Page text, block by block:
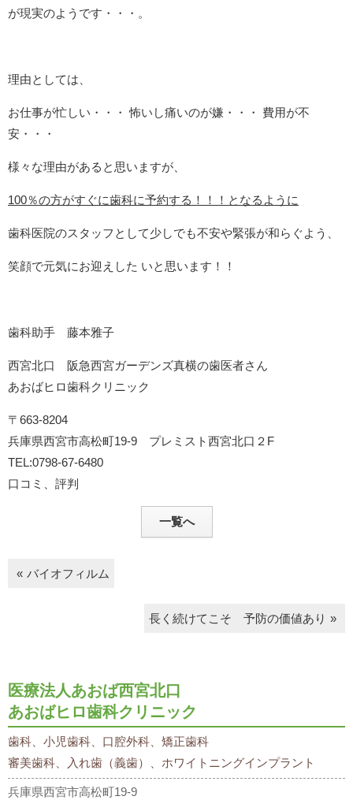
が現実のようです・・・。
理由としては、
お仕事が忙しい・・・ 怖いし痛いのが嫌・・・ 費用が不
安・・・
様々な理由があると思いますが、
100％の方がすぐに歯科に予約する！！！となるように
歯科医院のスタッフとして少しでも不安や緊張が和らぐよう、
笑顔で元気にお迎えした いと思います！！
歯科助手 藤本雅子
西宮北口 阪急西宮ガーデンズ真横の歯医者さん
あおばヒロ歯科クリニック
〒663-8204
兵庫県西宮市高松町19-9 プレミスト西宮北口２F
TEL:0798-67-6480
口コミ、評判
一覧へ
バイオフィルム
長く続けてこそ 予防の価値あり
医療法人あおば西宮北口
あおばヒロ歯科クリニック
歯科、小児歯科、口腔外科、矯正歯科
審美歯科、入れ歯（義歯）、ホワイトニングインプラント
兵庫県西宮市高松町19-9